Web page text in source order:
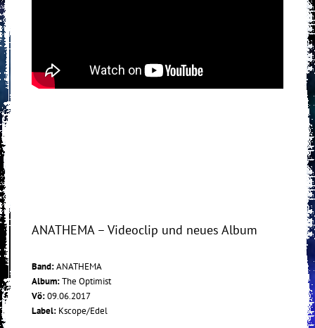
ANATHEMA – Videoclip und neues Album
Band:ANATHEMA
Album:The Optimist
Vö:09.06.2017
Label: Kscope/Edel